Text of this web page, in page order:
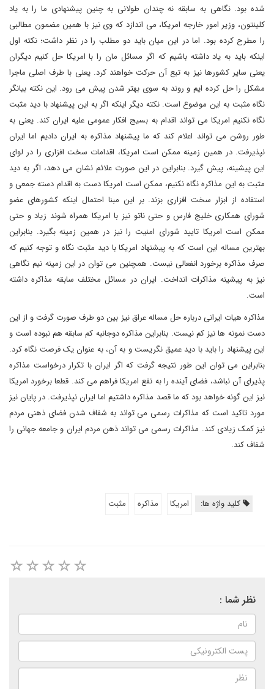
شده بود. نگاهی به سابقه نه چندان طولانی به چنین پیشنهادی ما را به یاد
کلینتون، وزیر امور خارجه امریکا، می اندازد که وی نیز با همین مضمون مطالبی
را مطرح کرده بود. اما در این میان باید دو مطلب را در نظر داشت؛ نکته اول
اینکه باید به یاد داشته باشیم که اگر مسائل مان را با امریکا حل کنیم دیگران
یعنی سایر کشورها نیز به تبع آن حرکت خواهند کرد. یعنی با طرف اصلی ماجرا
مشکل را حل کرده ایم و روند به سوی بهتر شدن پیش می رود. این نکته بیانگر
نگاه مثبت به این موضوع است. نکته دیگر اینکه اگر به این پیشنهاد با دید مثبت
نگاه نکنیم امریکا می تواند اقدام به بسیج افکار عمومی علیه ایران کند. یعنی به
طور روشن می تواند اعلام کند که ما پیشنهاد مذاکره به ایران دادیم اما ایران
نپذیرفت. در همین زمینه ممکن است امریکا، اقدامات سخت افزاری را در لوای
این پیشینه، پیش گیرد. بنابراین در این صورت علائم نشان می دهد، اگر به دید
مثبت به این مذاکره نگاه نکنیم، ممکن است امریکا دست به اقدام دسته جمعی و
استفاده از ابزار سخت افزاری بزند. بر این مبنا احتمال اینکه کشورهای عضو
شورای همکاری خلیج فارس و حتی ناتو نیز با امریکا همراه شوند زیاد و حتی
ممکن است امریکا تایید شورای امنیت را نیز در همین زمینه بگیرد. بنابراین
بهترین مساله این است که به پیشنهاد امریکا با دید مثبت نگاه و توجه کنیم که
صرف مذاکره برخورد انفعالی نیست. همچنین می توان در این زمینه نیم نگاهی
نیز به پیشینه مذاکرات انداخت. ایران در مسائل مختلف سابقه مذاکره داشته
است.
مذاکره هیات ایرانی درباره حل مساله عراق نیز بین دو طرف صورت گرفت و از این
دست نمونه ها نیز کم نیست. بنابراین مذاکره دوجانبه کم سابقه هم نبوده است و
این پیشنهاد را باید با دید عمیق نگریست و به آن، به عنوان یک فرصت نگاه کرد.
بنابراین می توان این طور نتیجه گرفت که اگر ایران با تکرار درخواست مذاکره
پذیرای آن نباشد، فضای آینده را به نفع امریکا فراهم می کند. قطعا برخورد امریکا
نیز این گونه خواهد بود که ما قصد مذاکره داشتیم اما ایران نپذیرفت. در پایان نیز
مورد تاکید است که مذاکرات رسمی می تواند به شفاف شدن فضای ذهنی مردم
نیز کمک زیادی کند. مذاکرات رسمی می تواند ذهن مردم ایران و جامعه جهانی را
شفاف کند.
کلید واژه ها: امریکا مذاکره مثبت
نظر شما :